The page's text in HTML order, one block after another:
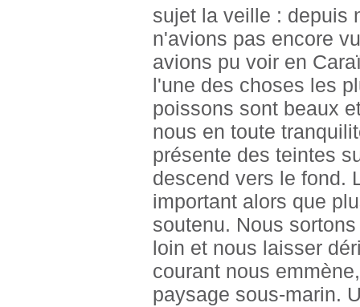
sujet la veille : depuis
n'avions pas encore
avions pu voir en
l'une des choses les
poissons sont beaux
nous en toute
présente des teintes
descend vers le fond.
important alors que
soutenu. Nous
loin et nous laisser
courant nous
paysage sous-marin.